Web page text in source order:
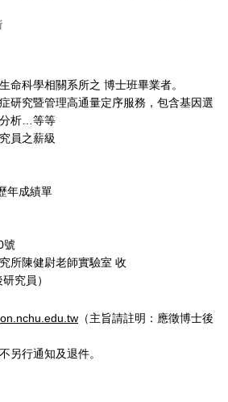
命科學相關系所之 博士班畢業者。
研究暨管理高通量定序服務，包含基因選
析…等等
員之薪級
年成績單
號
所陳健尉老師實驗室 收
究員）
（主旨請註明：應徵博士後
另行通知及退件。